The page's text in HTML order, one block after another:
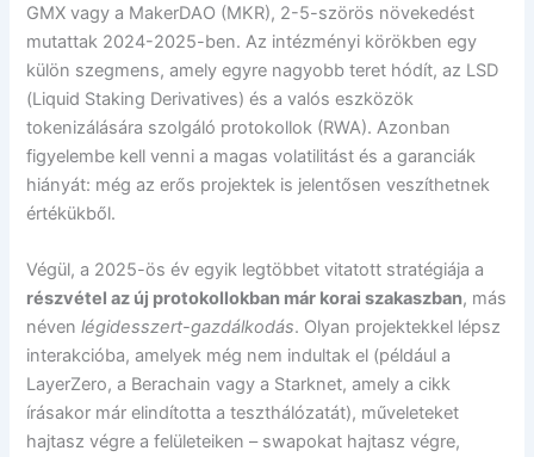
GMX vagy a MakerDAO (MKR), 2-5-szörös növekedést
mutattak 2024-2025-ben. Az intézményi körökben egy
külön szegmens, amely egyre nagyobb teret hódít, az LSD
(Liquid Staking Derivatives) és a valós eszközök
tokenizálására szolgáló protokollok (RWA). Azonban
figyelembe kell venni a magas volatilitást és a garanciák
hiányát: még az erős projektek is jelentősen veszíthetnek
értékükből.
Végül, a 2025-ös év egyik legtöbbet vitatott stratégiája a
részvétel az új protokollokban már korai szakaszban, más
névenlégidesszert-gazdálkodás. Olyan projektekkel lépsz
interakcióba, amelyek még nem indultak el (például a
LayerZero, a Berachain vagy a Starknet, amely a cikk
írásakor már elindította a teszthálózatát), műveleteket
hajtasz végre a felületeiken – swapokat hajtasz végre,